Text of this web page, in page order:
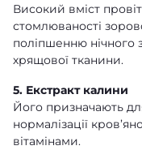
Високий вміст
стомлюваності
поліпшенню нічного
хрящової тканини.
5. Екстракт калини
Його призначають
нормалізації
вітамінами.